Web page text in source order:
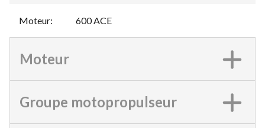
Moteur: 600 ACE
Moteur
Groupe motopropulseur